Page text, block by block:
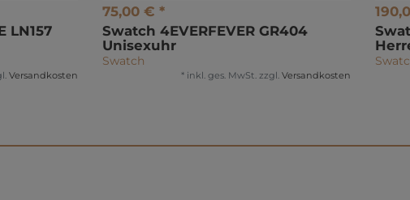
LN157
Versandkosten
75,00 € *
Swatch 4EVERFEVER GR404
Unisexuhr
Swatch
* inkl. ges. MwSt. zzgl. Versandkosten